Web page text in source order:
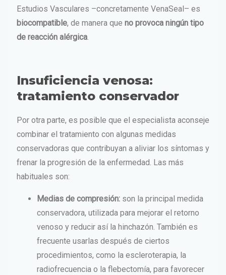
Estudios Vasculares –concretamente VenaSeal– es
biocompatible, de manera que no provoca ningún tipo
de reacción alérgica.
Insuficiencia venosa:
tratamiento conservador
Por otra parte, es posible que el especialista aconseje
combinar el tratamiento con algunas medidas
conservadoras que contribuyan a aliviar los síntomas y
frenar la progresión de la enfermedad. Las más
habituales son:
Medias de compresión: son la principal medida
conservadora, utilizada para mejorar el retorno
venoso y reducir así la hinchazón. También es
frecuente usarlas después de ciertos
procedimientos, como la escleroterapia, la
radiofrecuencia o la flebectomía, para favorecer